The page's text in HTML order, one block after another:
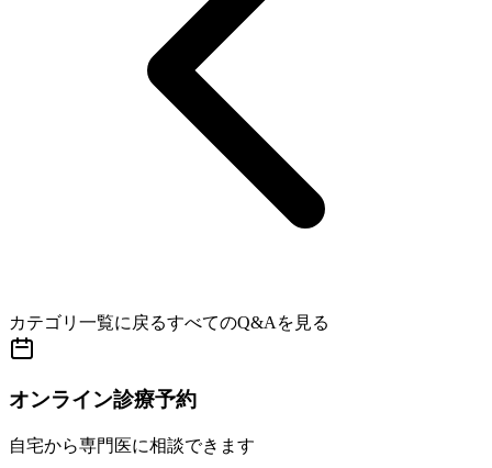
カテゴリ一覧に戻るすべてのQ&Aを見る
オンライン診療予約
自宅から専門医に相談できます